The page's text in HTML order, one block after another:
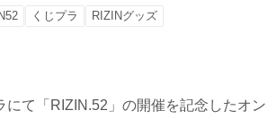
くじプラ RIZINグッズ
にて「RIZIN.52」の開催を記念したオ